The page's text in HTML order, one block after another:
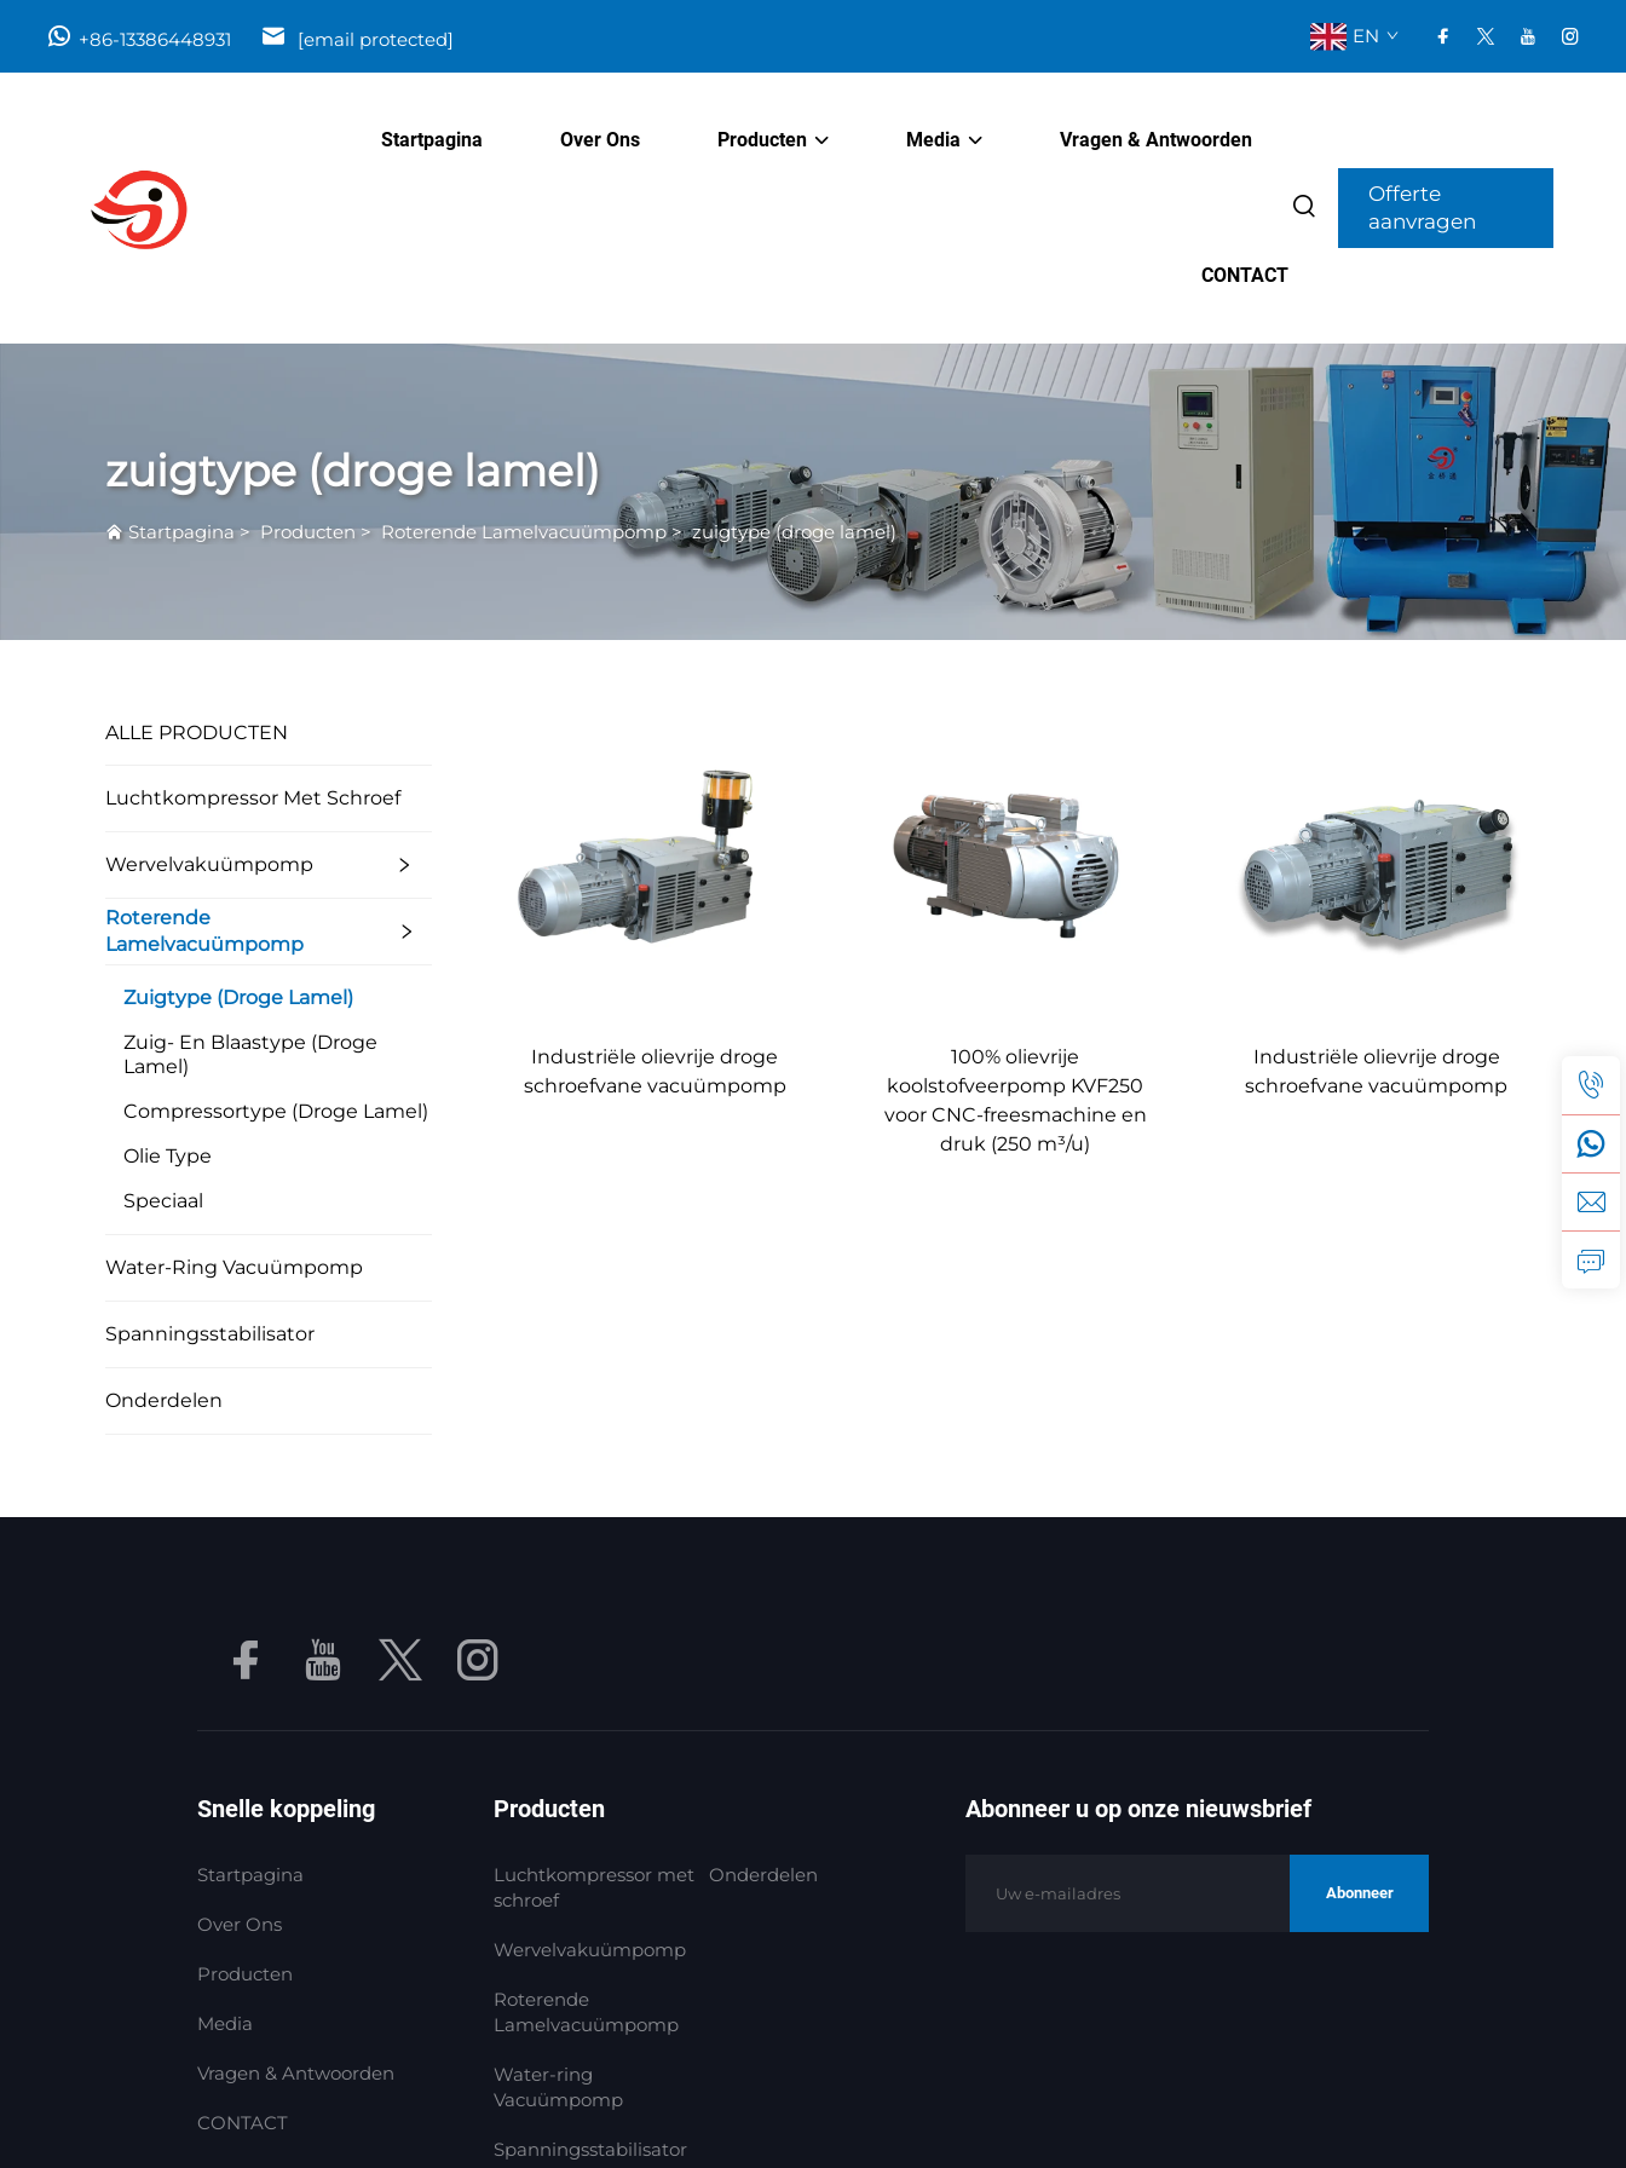
+86-13386448931 [email protected] EN
Startpagina Over Ons Producten Media Vragen & Antwoorden
CONTACT
Offerte
aanvragen
zuigtype (droge lamel)
Startpagina>Producten>Roterende Lamelvacuümpomp>zuigtype (droge lamel)
ALLE PRODUCTEN
Luchtkompressor Met Schroef
Wervelvakuümpomp
Roterende
Lamelvacuümpomp
Zuigtype (droge Lamel)
Zuig- En Blaastype (droge
Lamel)
Compressortype (droge Lamel)
Olie Type
Speciaal
Water-Ring Vacuümpomp
Spanningsstabilisator
Onderdelen
Industriële olievrije droge
schroefvane vacuümpomp
100% olievrije
koolstofveerpomp KVF250
voor CNC-freesmachine en
druk (250 m³/u)
Industriële olievrije droge
schroefvane vacuümpomp
Snelle koppeling
Startpagina
Over Ons
Producten
Media
Vragen & Antwoorden
CONTACT
Producten
Luchtkompressor met
schroef
Wervelvakuümpomp
Roterende
Lamelvacuümpomp
Water-ring
Vacuümpomp
Spanningsstabilisator
Onderdelen
Abonneer u op onze nieuwsbrief
Abonneer